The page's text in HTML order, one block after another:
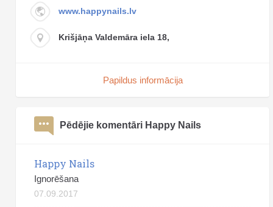
www.happynails.lv
Krišjāņa Valdemāra iela 18,
Papildus informācija
Pēdējie komentāri Happy Nails
Happy Nails
Ignorēšana
07.09.2017